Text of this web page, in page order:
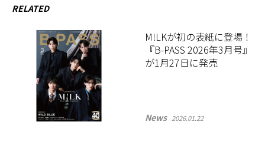
RELATED
M!LKが初の表紙に登場！
『B-PASS 2026年3月号』
が1月27日に発売
News 2026.01.22